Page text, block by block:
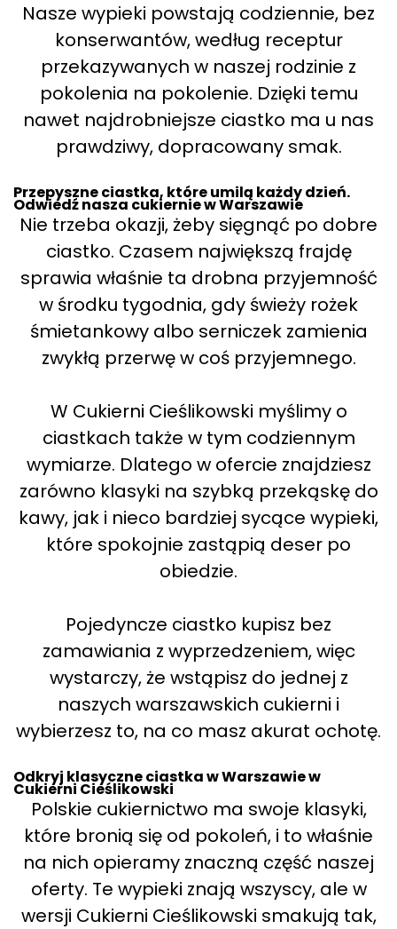
Nasze wypieki powstają codziennie, bez
konserwantów, według receptur
przekazywanych w naszej rodzinie z
pokolenia na pokolenie. Dzięki temu
nawet najdrobniejsze ciastko ma u nas
prawdziwy, dopracowany smak.
Przepyszne ciastka, które umilą każdy dzień.
Odwiedź nasza cukiernie w Warszawie
Nie trzeba okazji, żeby sięgnąć po dobre
ciastko. Czasem największą frajdę
sprawia właśnie ta drobna przyjemność
w środku tygodnia, gdy świeży rożek
śmietankowy albo serniczek zamienia
zwykłą przerwę w coś przyjemnego.
W Cukierni Cieślikowski myślimy o
ciastkach także w tym codziennym
wymiarze. Dlatego w ofercie znajdziesz
zarówno klasyki na szybką przekąskę do
kawy, jak i nieco bardziej sycące wypieki,
które spokojnie zastąpią deser po
obiedzie.
Pojedyncze ciastko kupisz bez
zamawiania z wyprzedzeniem, więc
wystarczy, że wstąpisz do jednej z
naszych warszawskich cukierni i
wybierzesz to, na co masz akurat ochotę.
Odkryj klasyczne ciastka w Warszawie w
Cukierni Cieślikowski
Polskie cukiernictwo ma swoje klasyki,
które bronią się od pokoleń, i to właśnie
na nich opieramy znaczną część naszej
oferty. Te wypieki znają wszyscy, ale w
wersji Cukierni Cieślikowski smakują tak,